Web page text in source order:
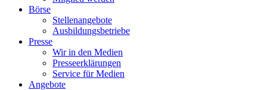
Börse
Stellenangebote
Ausbildungsbetriebe
Presse
Wir in den Medien
Presseerklärungen
Service für Medien
Angebote